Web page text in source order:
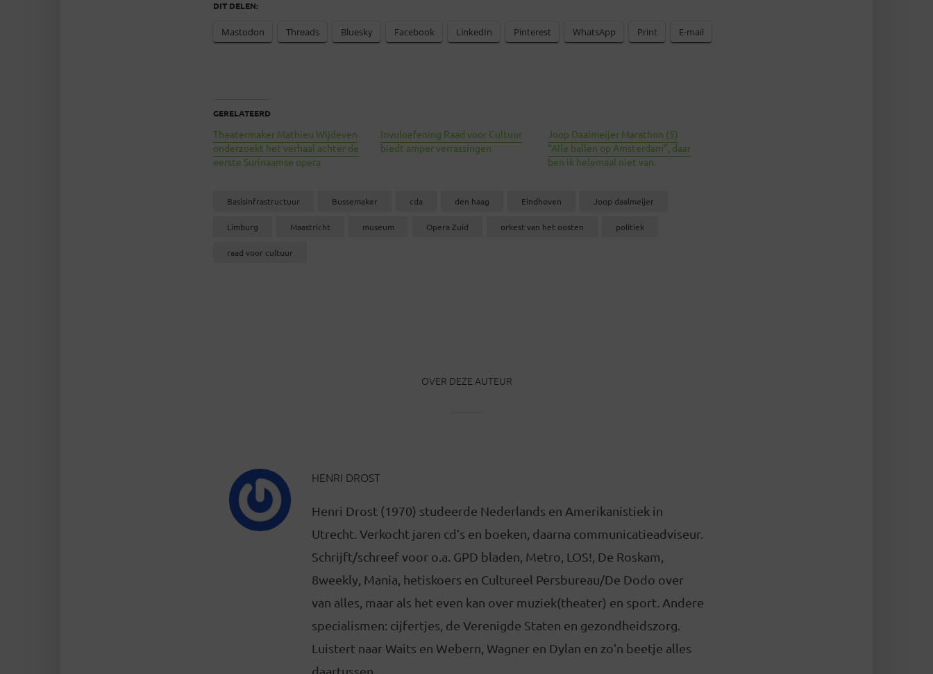
DIT DELEN:
Mastodon Threads Bluesky Facebook LinkedIn Pinterest WhatsApp Print E-mail
GERELATEERD
Theatermaker Mathieu Wijdeven
onderzoekt het verhaal achter de
eerste Surinaamse opera
Invuloefening Raad voor Cultuur
biedt amper verrassingen
Joop Daalmeijer Marathon (5)
“Alle ballen op Amsterdam”, daar
ben ik helemaal niet van.
Basisinfrastructuur Bussemaker cda den haag Eindhoven Joop daalmeijer
Limburg Maastricht museum Opera Zuid orkest van het oosten politiek
raad voor cultuur
OVER DEZE AUTEUR
HENRI DROST
Henri Drost (1970) studeerde Nederlands en Amerikanistiek in
Utrecht. Verkocht jaren cd’s en boeken, daarna communicatieadviseur.
Schrijft/schreef voor o.a. GPD bladen, Metro, LOS!, De Roskam,
8weekly, Mania, hetiskoers en Cultureel Persbureau/De Dodo over
van alles, maar als het even kan over muziek(theater) en sport. Andere
specialismen: cijfertjes, de Verenigde Staten en gezondheidszorg.
Luistert naar Waits en Webern, Wagner en Dylan en zo’n beetje alles